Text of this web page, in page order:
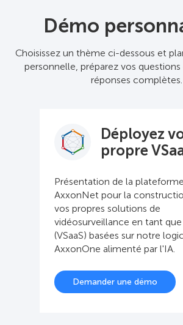
Démo
Choisissez un thème ci-dessous et
personnelle, préparez vos
réponses complètes.
Déployez
propre
Présentation de la
AxxonNet pour la
vos propres solutions de
vidéosurveillance en tant
(VSaaS) basées sur notre
AxxonOne alimenté par l'IA.
Demander une démo